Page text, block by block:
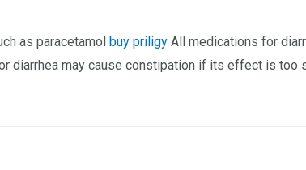
as paracetamol buy priligy All medications for
diarrhea may cause constipation if its effect is too